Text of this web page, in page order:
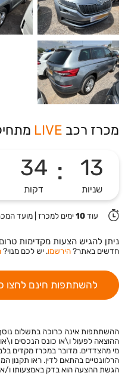
מכרז רכב LIVE
34
דקות
: 12
שניות
עוד10ימים למכרז מועד המכרז 20/08/
ניתן להגיש הצעות מקדימות
חדשים באתר?הירשמו. יש לכם מנוי?
להשתתפות חינם לחצו
ההשתתפות אינה כרוכה בתשלום
ההוצאה לפעול ו\או כונס הנכסים
מי מהצדדים. מדובר במכרז מקדים
הרלוונטיים בהתאם לדין. ראו תקנון
הגשת ההצעה הוא בדק באמצעותו ו/